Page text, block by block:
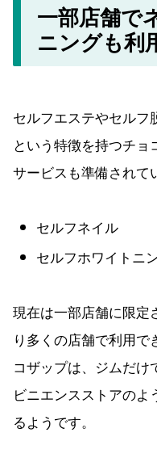
一部店舗で
ニングも利
セルフエステやセルフ
という特徴を持つチ
サービスも準備されて
セルフネイル
セルフホワイトニ
現在は一部店舗に限定
り多くの店舗で利用で
コザップは、ジムだ
ビニエンスストアの
るようです。